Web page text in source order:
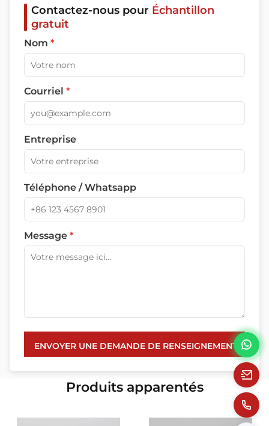
Contactez-nous pour Échantillon
gratuit
Nom *
Courriel *
Entreprise
Téléphone / Whatsapp
Message *
ENVOYER UNE DEMANDE DE RENSEIGNEMENTS
Produits apparentés